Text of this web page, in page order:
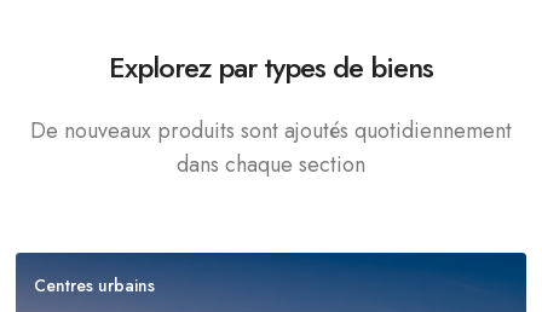
Explorez par types de biens
De nouveaux produits sont ajoutés quotidiennement
dans chaque section
Centres urbains